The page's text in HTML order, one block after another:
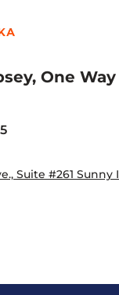
One
Suite #261 Sunny